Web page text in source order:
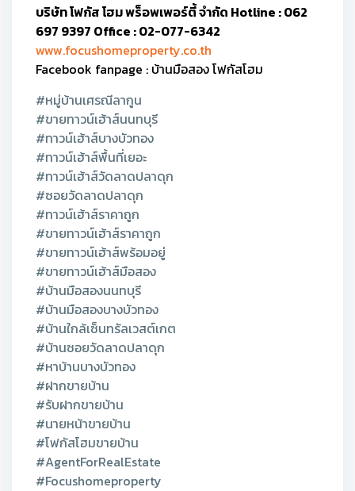
บริษัท โฟกัส โฮม พร็อพเพอร์ตี้ จำกัด Hotline : 062
697 9397 Office : 02-077-6342
www.focushomeproperty.co.th
Facebook fanpage : บ้านมือสอง โฟกัสโฮม
#หมู่บ้านเศรณีลากูน
#ขายทาวน์เฮ้าส์นนทบุรี
#ทาวน์เฮ้าส์บางบัวทอง
#ทาวน์เฮ้าส์พื้นที่เยอะ
#ทาวน์เฮ้าส์วัดลาดปลาดุก
#ซอยวัดลาดปลาดุก
#ทาวน์เฮ้าส์ราคาถูก
#ขายทาวน์เฮ้าส์ราคาถูก
#ขายทาวน์เฮ้าส์พร้อมอยู่
#ขายทาวน์เฮ้าส์มือสอง
#บ้านมือสองนนทบุรี
#บ้านมือสองบางบัวทอง
#บ้านใกล้เซ็นทรัลเวสต์เกต
#บ้านซอยวัดลาดปลาดุก
#หาบ้านบางบัวทอง
#ฝากขายบ้าน
#รับฝากขายบ้าน
#นายหน้าขายบ้าน
#โฟกัสโฮมขายบ้าน
#AgentForRealEstate
#Focushomeproperty